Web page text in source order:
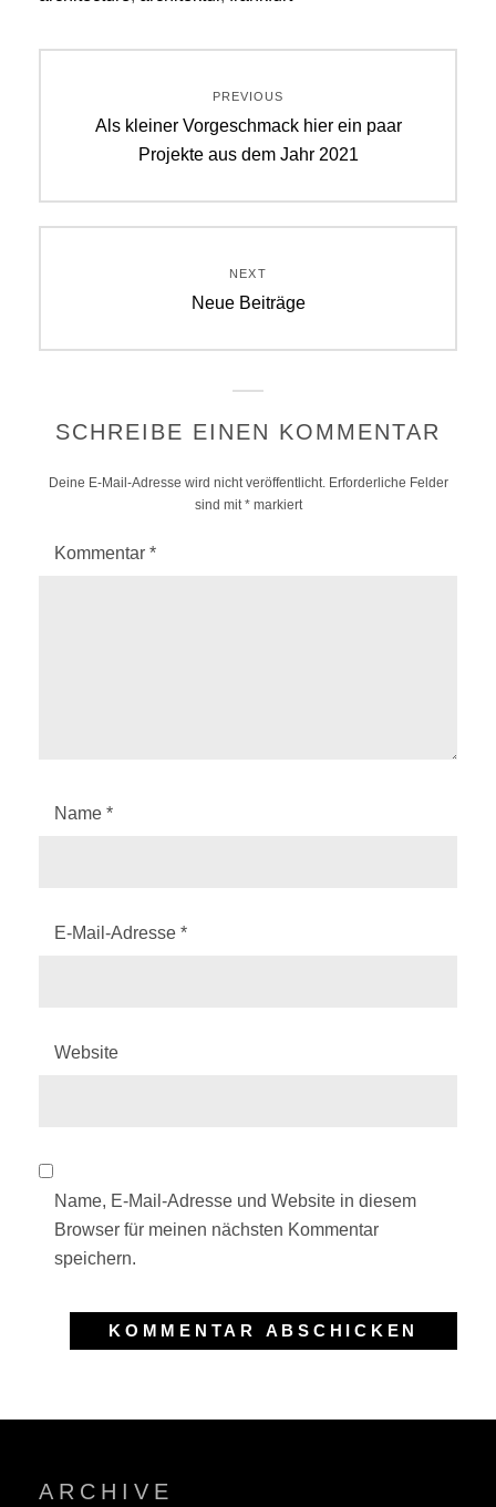
PREVIOUS
Previous
Als kleiner Vorgeschmack hier ein paar
Projekte aus dem Jahr 2021
NEXT
Next
Neue Beiträge
SCHREIBE EINEN KOMMENTAR
Deine E-Mail-Adresse wird nicht veröffentlicht. Erforderliche Felder
sind mit*markiert
Kommentar *
Name *
E-Mail-Adresse *
Website
Name, E-Mail-Adresse und Website in diesem
Browser für meinen nächsten Kommentar
speichern.
ARCHIVE